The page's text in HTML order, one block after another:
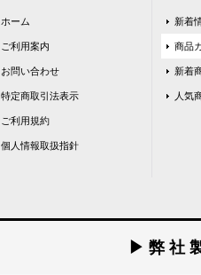
ホーム
ご利用案内
お問い合わせ
特定商取引法表示
ご利用規約
個人情報取扱指針
新着
商品
新着
人気
▶ 弊 社